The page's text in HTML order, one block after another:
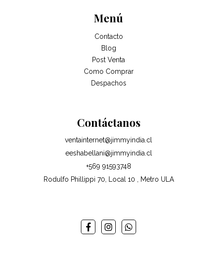
Menú
Contacto
Blog
Post Venta
Como Comprar
Despachos
Contáctanos
ventainternet@jimmyindia.cl
eeshabellani@jimmyindia.cl
+569 91593748
Rodulfo Phillippi 70, Local 10 , Metro ULA